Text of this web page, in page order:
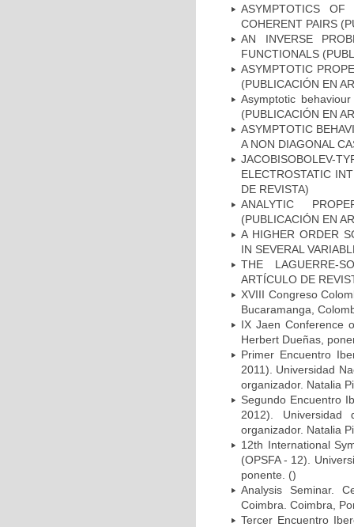
ASYMPTOTICS
COHERENT PAIRS
AN INVERSE
FUNCTIONALS
ASYMPTOTIC
(PUBLICACIÓN EN
Asymptotic
(PUBLICACIÓN EN
ASYMPTOTIC
A NON DIAGONAL
JACOBISOBOLEV-
ELECTROSTATIC
DE REVISTA)
ANALYTIC
(PUBLICACIÓN EN
A HIGHER ORDER
IN SEVERAL
THE LAGUERRE-
ARTÍCULO DE
XVIII Congreso
Bucaramanga,
IX Jaen Conference
Herbert Dueñas,
Primer Encuentro
2011). Universidad
organizador. Natalia
Segundo Encuentro
2012).
organizador. Natalia
12th International
(OPSFA - 12).
ponente. ()
Analysis Seminar.
Coimbra. Coimbra,
Tercer Encuentro